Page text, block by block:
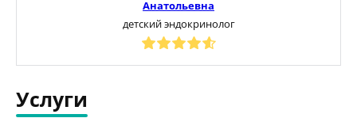
Анатольевна
детский эндокринолог
Услуги